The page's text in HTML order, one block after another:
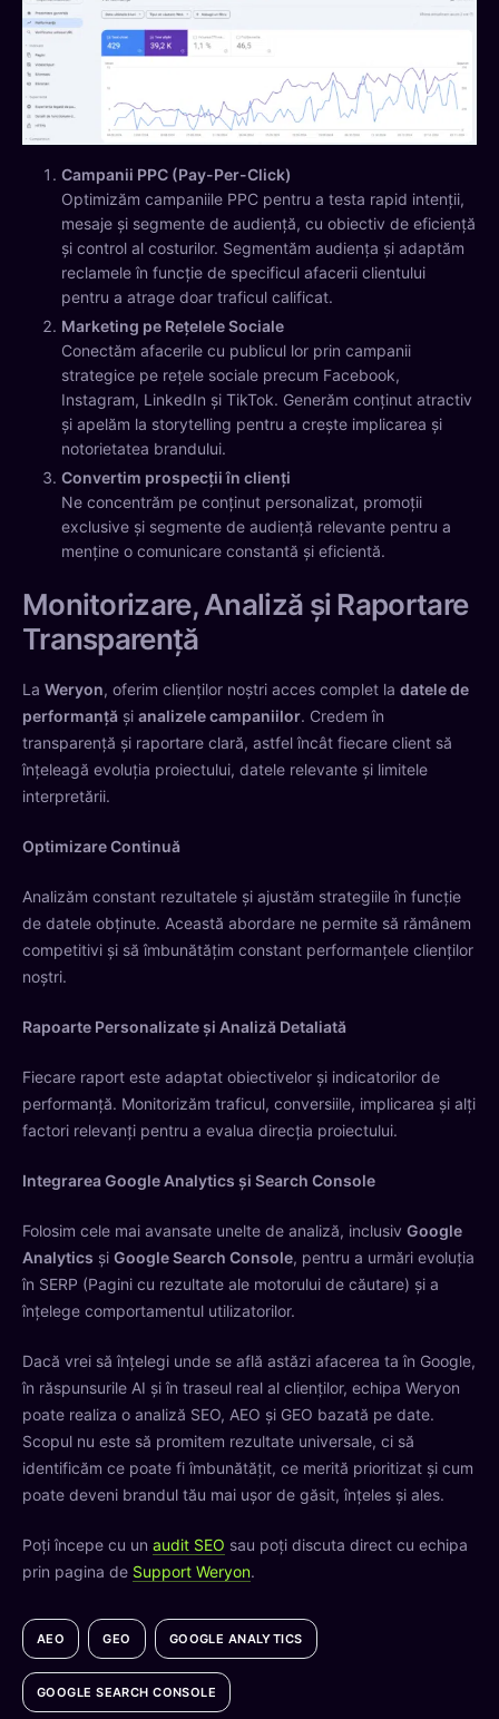
Campanii PPC (Pay-Per-Click)
Optimizăm campaniile PPC pentru a testa rapid intenții,
mesaje și segmente de audiență, cu obiectiv de eficiență
și control al costurilor. Segmentăm audiența și adaptăm
reclamele în funcție de specificul afacerii clientului
pentru a atrage doar traficul calificat.
Marketing pe Rețelele Sociale
Conectăm afacerile cu publicul lor prin campanii
strategice pe rețele sociale precum Facebook,
Instagram, LinkedIn și TikTok. Generăm conținut atractiv
și apelăm la storytelling pentru a crește implicarea și
notorietatea brandului.
Convertim prospecţii în clienţi
Ne concentrăm pe conținut personalizat, promoții
exclusive și segmente de audiență relevante pentru a
menține o comunicare constantă și eficientă.
Monitorizare, Analiză și Raportare
Transparență
La Weryon, oferim clienților noștri acces complet la datele de
performanță și analizele campaniilor. Credem în
transparență și raportare clară, astfel încât fiecare client să
înțeleagă evoluția proiectului, datele relevante și limitele
interpretării.
Optimizare Continuă
Analizăm constant rezultatele și ajustăm strategiile în funcție
de datele obținute. Această abordare ne permite să rămânem
competitivi și să îmbunătățim constant performanțele clienților
noștri.
Rapoarte Personalizate și Analiză Detaliată
Fiecare raport este adaptat obiectivelor și indicatorilor de
performanță. Monitorizăm traficul, conversiile, implicarea și alți
factori relevanți pentru a evalua direcția proiectului.
Integrarea Google Analytics și Search Console
Folosim cele mai avansate unelte de analiză, inclusiv Google
Analytics și Google Search Console, pentru a urmări evoluția
în SERP (Pagini cu rezultate ale motorului de căutare) și a
înțelege comportamentul utilizatorilor.
Dacă vrei să înțelegi unde se află astăzi afacerea ta în Google,
în răspunsurile AI și în traseul real al clienților, echipa Weryon
poate realiza o analiză SEO, AEO și GEO bazată pe date.
Scopul nu este să promitem rezultate universale, ci să
identificăm ce poate fi îmbunătățit, ce merită prioritizat și cum
poate deveni brandul tău mai ușor de găsit, înțeles și ales.
Poți începe cu un audit SEO sau poți discuta direct cu echipa
prin pagina de Support Weryon.
AEO GEO GOOGLE ANALYTICS
GOOGLE SEARCH CONSOLE